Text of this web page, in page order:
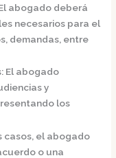
abogado deberá
necesarios para el
demandas, entre
El abogado
y
los
casos, el abogado
o una